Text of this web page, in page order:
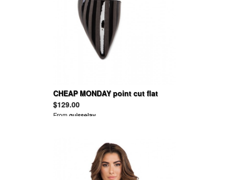
CHEAP MONDAY point cut flat
$129.00
Fromguisselav